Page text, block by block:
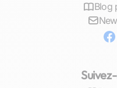
L’impact des
physique sur la
Blog